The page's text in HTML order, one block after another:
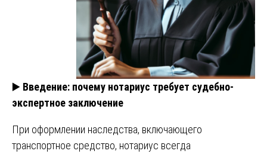
▶️ Введение: почему нотариус требует судебно-
экспертное заключение
При оформлении наследства, включающего
транспортное средство, нотариус всегда